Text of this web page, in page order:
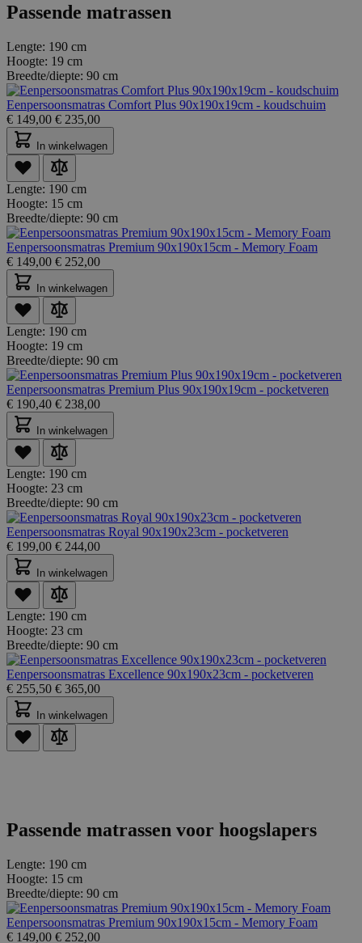
Passende matrassen
Lengte: 190 cm
Hoogte: 19 cm
Breedte/diepte: 90 cm
Eenpersoonsmatras Comfort Plus 90x190x19cm - koudschuim
€ 149,00 € 235,00
In winkelwagen
Lengte: 190 cm
Hoogte: 15 cm
Breedte/diepte: 90 cm
Eenpersoonsmatras Premium 90x190x15cm - Memory Foam
€ 149,00 € 252,00
In winkelwagen
Lengte: 190 cm
Hoogte: 19 cm
Breedte/diepte: 90 cm
Eenpersoonsmatras Premium Plus 90x190x19cm - pocketveren
€ 190,40 € 238,00
In winkelwagen
Lengte: 190 cm
Hoogte: 23 cm
Breedte/diepte: 90 cm
Eenpersoonsmatras Royal 90x190x23cm - pocketveren
€ 199,00 € 244,00
In winkelwagen
Lengte: 190 cm
Hoogte: 23 cm
Breedte/diepte: 90 cm
Eenpersoonsmatras Excellence 90x190x23cm - pocketveren
€ 255,50 € 365,00
In winkelwagen
Passende matrassen voor hoogslapers
Lengte: 190 cm
Hoogte: 15 cm
Breedte/diepte: 90 cm
Eenpersoonsmatras Premium 90x190x15cm - Memory Foam
€ 149,00 € 252,00